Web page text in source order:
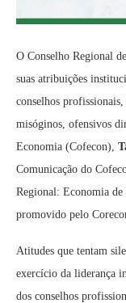
O Conselho Regional
suas atribuições
conselhos
misóginos, ofensivos
Economia (Cofecon),
Comunicação do
Regional: Economia
promovido pelo
Atitudes que tentam
exercício da liderança
dos conselhos